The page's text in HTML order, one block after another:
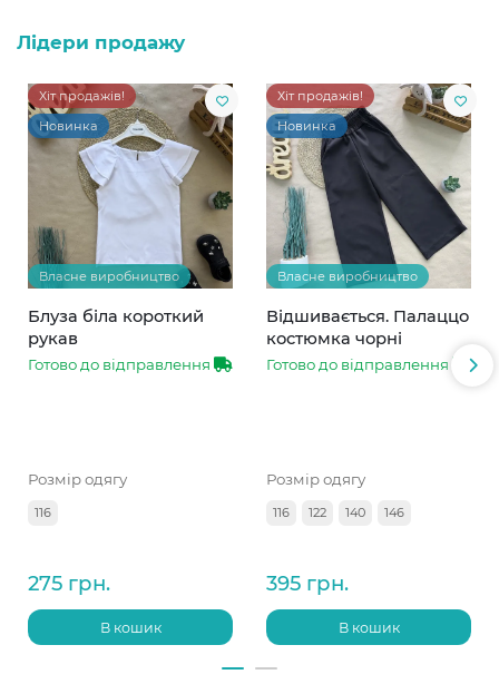
Лідери продажу
Хіт продажів!
Новинка
Власне виробництво
Блуза біла короткий
рукав
Готово до відправлення
Розмір одягу
116
275 грн.
В кошик
Хіт продажів!
Новинка
Власне виробництво
Відшивається. Палаццо
костюмка чорні
Готово до відправлення
Розмір одягу
116 122 140 146
395 грн.
В кошик